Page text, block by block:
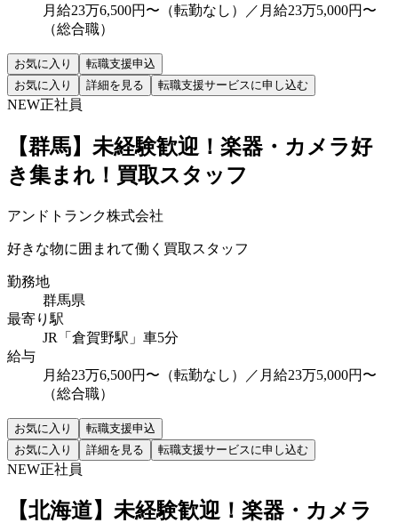
月給23万6,500円〜（転勤なし）／月給23万5,000円〜
（総合職）
お気に入り
転職支援申込
お気に入り
詳細を見る 転職支援サービスに申し込む
NEW正社員
【群馬】未経験歓迎！楽器・カメラ好
き集まれ！買取スタッフ
アンドトランク株式会社
好きな物に囲まれて働く買取スタッフ
勤務地
群馬県
最寄り駅
JR「倉賀野駅」車5分
給与
月給23万6,500円〜（転勤なし）／月給23万5,000円〜
（総合職）
お気に入り
転職支援申込
お気に入り
詳細を見る 転職支援サービスに申し込む
NEW正社員
【北海道】未経験歓迎！楽器・カメラ